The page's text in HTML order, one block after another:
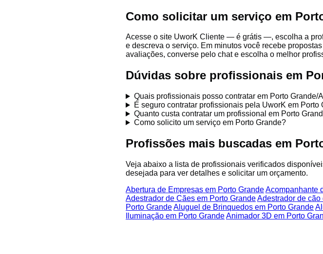
Como solicitar um serviço em
Acesse o site UworK Cliente — é grátis —, escolha a
e descreva o serviço. Em minutos você recebe
avaliações, converse pelo chat e escolha o melhor
Dúvidas sobre profissionais em
Quais profissionais posso contratar em Porto Grande/
É seguro contratar profissionais pela UworK em Porto
Quanto custa contratar um profissional em Porto
Como solicito um serviço em Porto Grande?
Profissões mais buscadas em
Veja abaixo a lista de profissionais verificados
desejada para ver detalhes e solicitar um orçamento.
Abertura de Empresas em Porto GrandeAcompanhante
Adestrador de Cães em Porto GrandeAdestrador de cão
Porto GrandeAluguel de Brinquedos em Porto Grande
Iluminação em Porto GrandeAnimador 3D em Porto